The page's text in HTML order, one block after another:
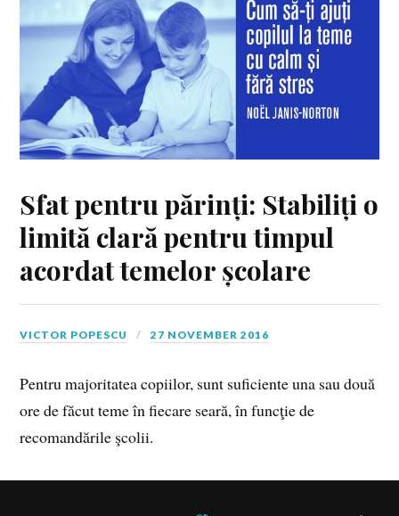
Sfat pentru părinți: Stabiliți o
limită clară pentru timpul
acordat temelor școlare
VICTOR POPESCU 27 NOVEMBER 2016
Pentru majoritatea copiilor, sunt suficiente una sau două
ore de făcut teme în fiecare seară, în funcţie de
recomandările şcolii.